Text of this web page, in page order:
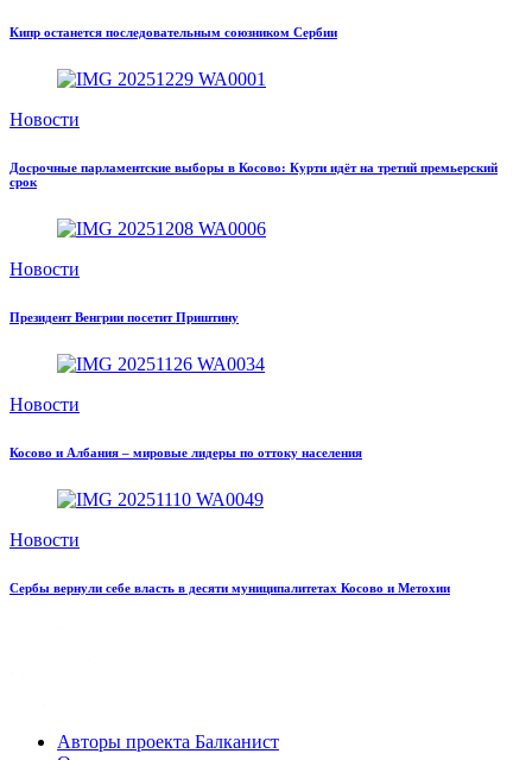
Кипр останется последовательным союзником Сербии
Новости
Досрочные парламентские выборы в Косово: Курти идёт на третий премьерский
срок
Новости
Президент Венгрии посетит Приштину
Новости
Косово и Албания – мировые лидеры по оттоку населения
Новости
Сербы вернули себе власть в десяти муниципалитетах Косово и Метохии
Авторы проекта Балканист